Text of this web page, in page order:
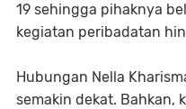
19 sehingga pihaknya
kegiatan peribadatan
Hubungan Nella
semakin dekat. Bahkan,